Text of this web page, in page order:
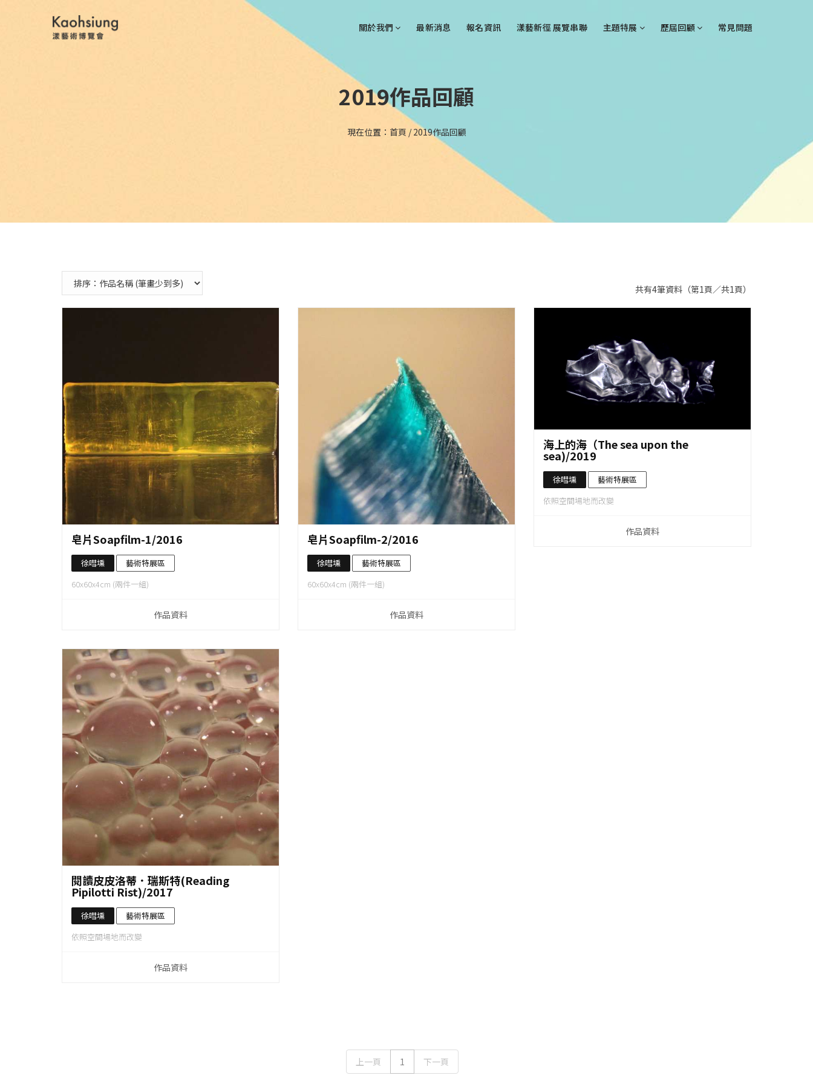
關於我們 最新消息 報名資訊 漾藝新徑 展覽串聯 主題特展 歷屆回顧 常見問題
2019作品回顧
現在位置： 首頁 /2019作品回顧
共有4筆資料（第1頁／共1頁）
作品資料
皂片Soapfilm-1/2016
徐嘒壎
藝術特展區
60x60x4cm (兩件一組)
作品資料
作品資料
皂片Soapfilm-2/2016
徐嘒壎
藝術特展區
60x60x4cm (兩件一組)
作品資料
作品資料
海上的海（The sea upon the
sea)/2019
徐嘒壎
藝術特展區
依照空間場地而改變
作品資料
作品資料
閱讀皮皮洛蒂．瑞斯特(Reading
Pipilotti Rist)/2017
徐嘒壎
藝術特展區
依照空間場地而改變
作品資料
上一頁 1 下一頁